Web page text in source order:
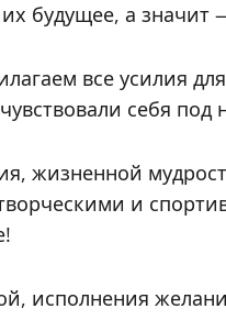
будущее, а значит
все усилия
себя
жизненной
и